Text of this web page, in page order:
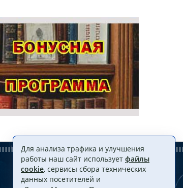
Для анализа трафика и улучшения
работы наш сайт использует файлы
cookie, сервисы сбора технических
данных посетителей и